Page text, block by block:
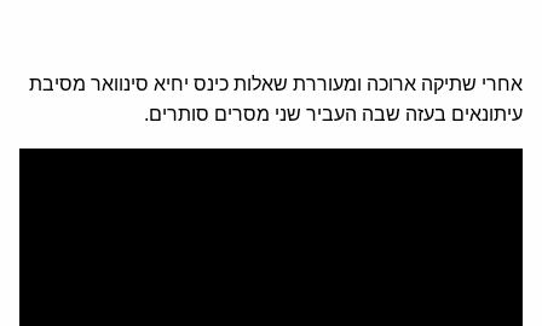
אחרי שתיקה ארוכה ומעוררת שאלות כינס יחיא סינוואר מסיבת
עיתונאים בעזה שבה העביר שני מסרים סותרים.